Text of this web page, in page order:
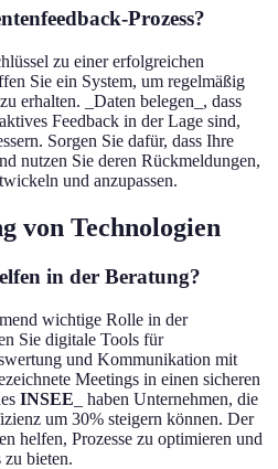
Prozess?
zu einer erfolgreichen
Sie ein System, um regelmäßig
erhalten. _Daten belegen_, dass
Feedback in der Lage sind,
Sorgen Sie dafür, dass Ihre
nutzen Sie deren Rückmeldungen,
und anzupassen.
von Technologien
in der Beratung?
wichtige Rolle in der
Sie digitale Tools für
und Kommunikation mit
Meetings in einen sicheren
INSEE _ haben Unternehmen, die
um 30% steigern können. Der
helfen, Prozesse zu optimieren und
zu bieten.